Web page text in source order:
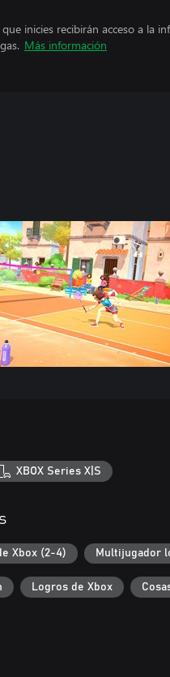
inicies recibirán acceso a la
Más información
XBOX Series X|S
Xbox (2-4) Multijugador
Logros de Xbox